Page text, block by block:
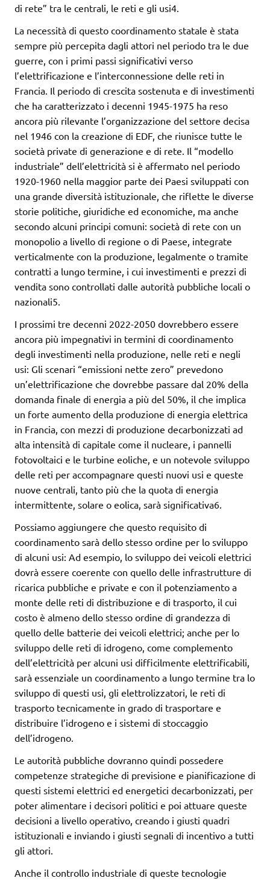
di rete” tra le centrali, le reti e gli usi4.
La necessità di questo coordinamento statale è stata
sempre più percepita dagli attori nel periodo tra le due
guerre, con i primi passi significativi verso
l’elettrificazione e l’interconnessione delle reti in
Francia. Il periodo di crescita sostenuta e di investimenti
che ha caratterizzato i decenni 1945-1975 ha reso
ancora più rilevante l’organizzazione del settore decisa
nel 1946 con la creazione di EDF, che riunisce tutte le
società private di generazione e di rete. Il “modello
industriale” dell’elettricità si è affermato nel periodo
1920-1960 nella maggior parte dei Paesi sviluppati con
una grande diversità istituzionale, che riflette le diverse
storie politiche, giuridiche ed economiche, ma anche
secondo alcuni principi comuni: società di rete con un
monopolio a livello di regione o di Paese, integrate
verticalmente con la produzione, legalmente o tramite
contratti a lungo termine, i cui investimenti e prezzi di
vendita sono controllati dalle autorità pubbliche locali o
nazionali5.
I prossimi tre decenni 2022-2050 dovrebbero essere
ancora più impegnativi in termini di coordinamento
degli investimenti nella produzione, nelle reti e negli
usi: Gli scenari “emissioni nette zero” prevedono
un’elettrificazione che dovrebbe passare dal 20% della
domanda finale di energia a più del 50%, il che implica
un forte aumento della produzione di energia elettrica
in Francia, con mezzi di produzione decarbonizzati ad
alta intensità di capitale come il nucleare, i pannelli
fotovoltaici e le turbine eoliche, e un notevole sviluppo
delle reti per accompagnare questi nuovi usi e queste
nuove centrali, tanto più che la quota di energia
intermittente, solare o eolica, sarà significativa6.
Possiamo aggiungere che questo requisito di
coordinamento sarà dello stesso ordine per lo sviluppo
di alcuni usi: Ad esempio, lo sviluppo dei veicoli elettrici
dovrà essere coerente con quello delle infrastrutture di
ricarica pubbliche e private e con il potenziamento a
monte delle reti di distribuzione e di trasporto, il cui
costo è almeno dello stesso ordine di grandezza di
quello delle batterie dei veicoli elettrici; anche per lo
sviluppo delle reti di idrogeno, come complemento
dell’elettricità per alcuni usi difficilmente elettrificabili,
sarà essenziale un coordinamento a lungo termine tra lo
sviluppo di questi usi, gli elettrolizzatori, le reti di
trasporto tecnicamente in grado di trasportare e
distribuire l’idrogeno e i sistemi di stoccaggio
dell’idrogeno.
Le autorità pubbliche dovranno quindi possedere
competenze strategiche di previsione e pianificazione di
questi sistemi elettrici ed energetici decarbonizzati, per
poter alimentare i decisori politici e poi attuare queste
decisioni a livello operativo, creando i giusti quadri
istituzionali e inviando i giusti segnali di incentivo a tutti
gli attori.
Anche il controllo industriale di queste tecnologie